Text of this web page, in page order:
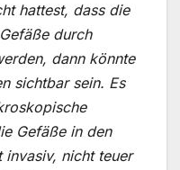
hattest, dass die
durch
dann könnte
sichtbar sein. Es
Gefäße in den
invasiv, nicht teuer